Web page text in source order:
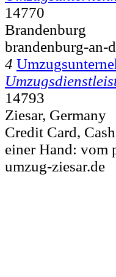
14770
Brandenburg
brandenburg-an-
4
14793
Ziesar, Germany
Credit Card,
einer Hand: vom
umzug-ziesar.de